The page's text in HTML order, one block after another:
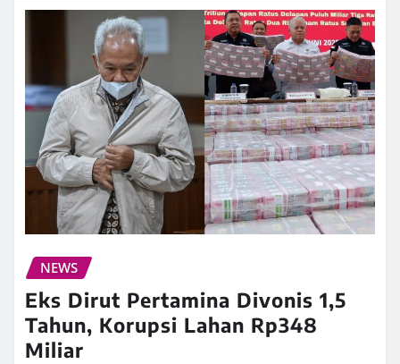
NEWS
Eks Dirut Pertamina Divonis 1,5
Tahun, Korupsi Lahan Rp348
Miliar